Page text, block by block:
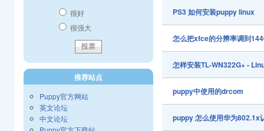
PS3 如何安装puppy linux
怎么把xfce的分辨率调到
怎样安装TL-WN322G+ -
puppy中使用的drcom
puppy 怎么使用华为802.1x
很好
很强大
推荐站点
Puppy官方网站
英文论坛
中文论坛